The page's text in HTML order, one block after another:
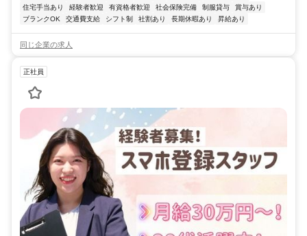
住宅手当あり
経験者歓迎 有資格者歓迎 社会保険完備 制服貸与
賞与あり
ブランクOK
交通費支給 シフト制 社割あり 長期休暇あり 昇給あり
同じ企業の求人
正社員